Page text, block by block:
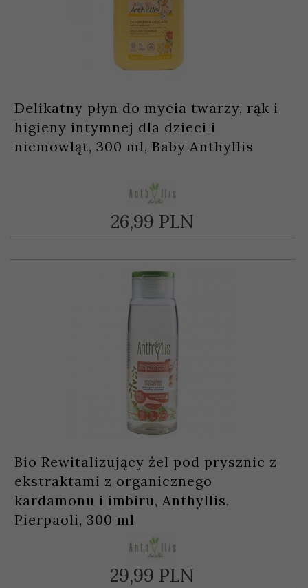
Delikatny płyn do mycia twarzy, rąk i
higieny intymnej dla dzieci i
niemowląt, 300 ml, Baby Anthyllis
26,99 PLN
Bio Rewitalizujący żel pod prysznic z
ekstraktami z organicznego
kardamonu i imbiru, Anthyllis,
Pierpaoli, 300 ml
29,99 PLN